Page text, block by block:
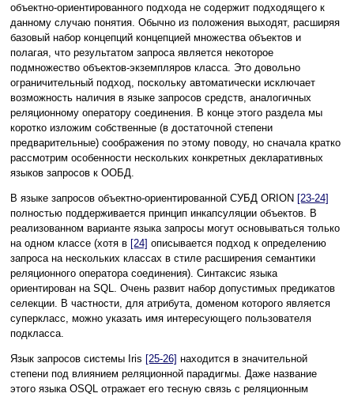
объектно-ориентированного подхода не содержит подходящего к
данному случаю понятия. Обычно из положения выходят, расширяя
базовый набор концепций концепцией множества объектов и
полагая, что результатом запроса является некоторое
подмножество объектов-экземпляров класса. Это довольно
ограничительный подход, поскольку автоматически исключает
возможность наличия в языке запросов средств, аналогичных
реляционному оператору соединения. В конце этого раздела мы
коротко изложим собственные (в достаточной степени
предварительные) соображения по этому поводу, но сначала кратко
рассмотрим особенности нескольких конкретных декларативных
языков запросов к ООБД.
В языке запросов объектно-ориентированной СУБД ORION [23-24]
полностью поддерживается принцип инкапсуляции объектов. В
реализованном варианте языка запросы могут основываться только
на одном классе (хотя в [24] описывается подход к определению
запроса на нескольких классах в стиле расширения семантики
реляционного оператора соединения). Синтаксис языка
ориентирован на SQL. Очень развит набор допустимых предикатов
селекции. В частности, для атрибута, доменом которого является
суперкласс, можно указать имя интересующего пользователя
подкласса.
Язык запросов системы Iris [25-26] находится в значительной
степени под влиянием реляционной парадигмы. Даже название
этого языка OSQL отражает его тесную связь с реляционным